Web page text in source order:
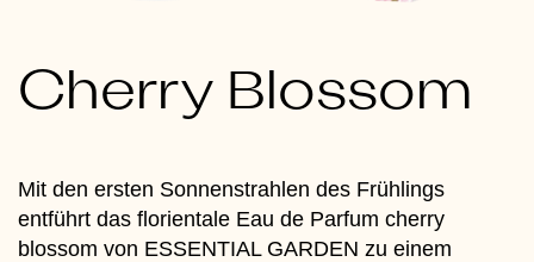
Cherry Blossom
Mit den ersten Sonnenstrahlen des Frühlings
entführt das florientale Eau de Parfum cherry
blossom von ESSENTIAL GARDEN zu einem